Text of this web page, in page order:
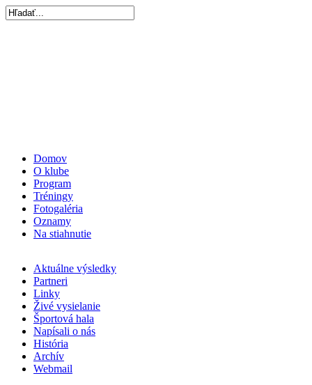
Domov
O klube
Program
Tréningy
Fotogaléria
Oznamy
Na stiahnutie
Aktuálne výsledky
Partneri
Linky
Živé vysielanie
Športová hala
Napísali o nás
História
Archív
Webmail